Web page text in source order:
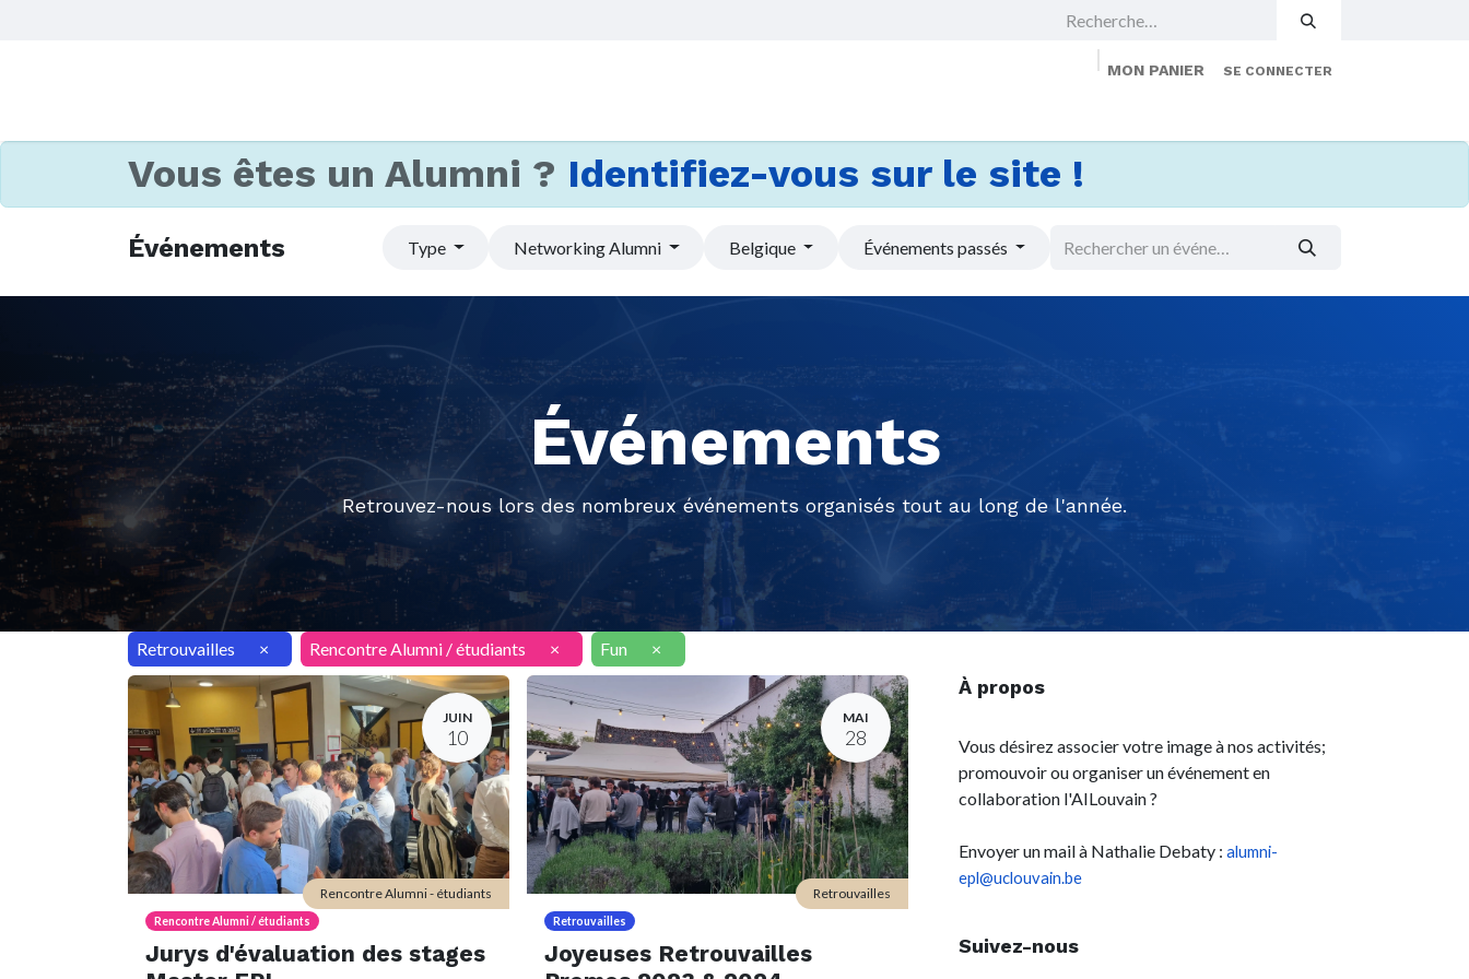
MON PANIER SE CONNECTER
Vous êtes un Alumni ? Identifiez-vous sur le site !
Événements Type Networking Alumni Belgique Événements passés
Événements
Retrouvez-nous lors des nombreux événements organisés tout au long de l'année.
Retrouvailles × Rencontre Alumni / étudiants × Fun ×
JUIN
10
Rencontre Alumni / étudiants
Jurys d'évaluation des stages
Rencontre Alumni - étudiants
MAI
28
Retrouvailles
Joyeuses Retrouvailles
Retrouvailles
À propos
Vous désirez associer votre image à nos activités;
promouvoir ou organiser un événement en
collaboration l'AILouvain ?
Envoyer un mail à Nathalie Debaty : alumni-
epl@uclouvain.be
Suivez-nous